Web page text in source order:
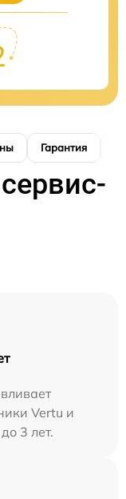
Гарантия
Vertu и
3 лет.